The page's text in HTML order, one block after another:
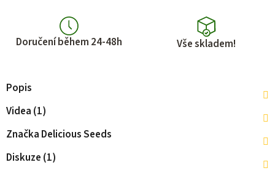
Doručení během 24-48h Vše skladem!
Popis
Videa (1)
Značka Delicious Seeds
Diskuze (1)